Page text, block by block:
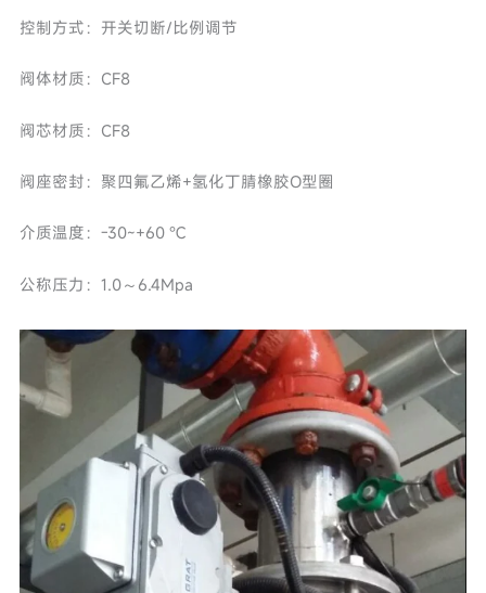
控制方式：开关切断/比例调节
阀体材质：CF8
阀芯材质：CF8
阀座密封：聚四氟乙烯+氢化丁腈橡胶O型圈
介质温度：-30~+60 ℃
公称压力：1.0～6.4Mpa